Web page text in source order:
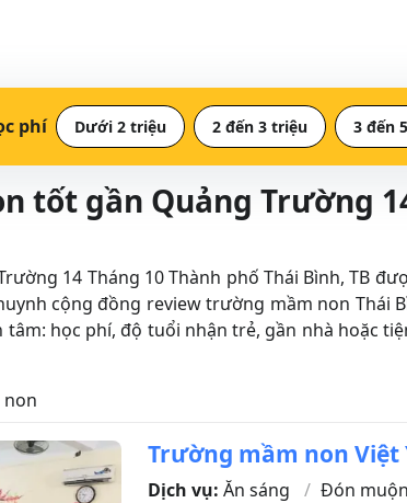
phí Dưới 2 triệu 2 đến 3 triệu 3 đến
tốt gần Quảng Trường
14 Tháng 10 Thành phố Thái Bình, TB
cộng đồng review trường mầm non Thái
học phí, độ tuổi nhận trẻ, gần nhà hoặc
Trường mầm non Việt
Dịch vụ: Ăn sáng Đón muộn